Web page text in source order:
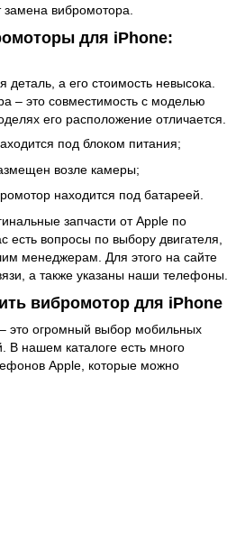
замена вибромотора.
для iPhone:
деталь, а его стоимость невысока.
– это совместимость с моделью
его расположение отличается.
под блоком питания;
возле камеры;
находится под батареей.
запчасти от Apple по
есть вопросы по выбору двигателя,
менеджерам. Для этого на сайте
а также указаны наши телефоны.
вибромотор для iPhone
это огромный выбор мобильных
В нашем каталоге есть много
Apple, которые можно